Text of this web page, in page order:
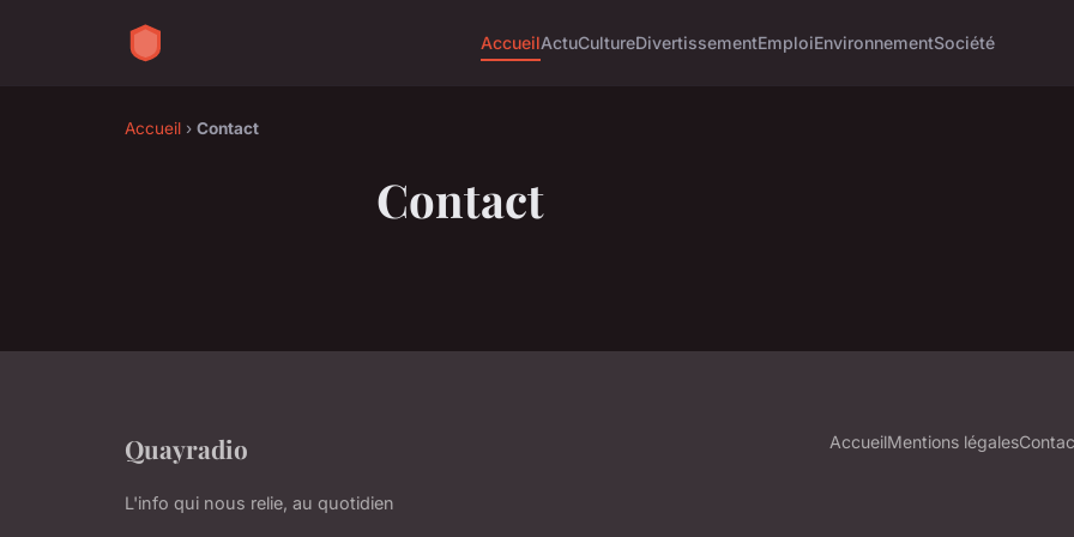
AccueilActuCultureDivertissementEmploiEnvironnementSociété
Accueil › Contact
Contact
Quayradio
L'info qui nous relie, au quotidien
AccueilMentions légales